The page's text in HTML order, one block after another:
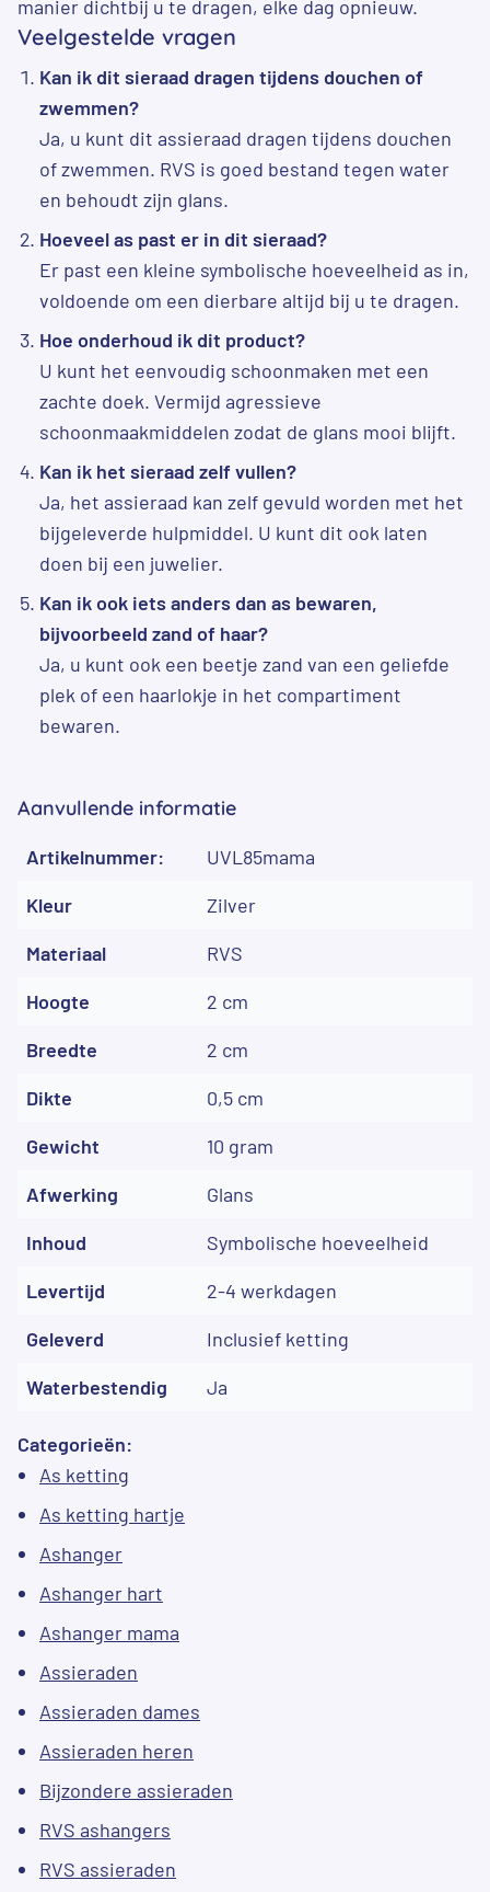
manier dichtbij u te dragen, elke dag opnieuw.
Veelgestelde vragen
Kan ik dit sieraad dragen tijdens douchen of
zwemmen?
Ja, u kunt dit assieraad dragen tijdens douchen
of zwemmen. RVS is goed bestand tegen water
en behoudt zijn glans.
Hoeveel as past er in dit sieraad?
Er past een kleine symbolische hoeveelheid as in,
voldoende om een dierbare altijd bij u te dragen.
Hoe onderhoud ik dit product?
U kunt het eenvoudig schoonmaken met een
zachte doek. Vermijd agressieve
schoonmaakmiddelen zodat de glans mooi blijft.
Kan ik het sieraad zelf vullen?
Ja, het assieraad kan zelf gevuld worden met het
bijgeleverde hulpmiddel. U kunt dit ook laten
doen bij een juwelier.
Kan ik ook iets anders dan as bewaren,
bijvoorbeeld zand of haar?
Ja, u kunt ook een beetje zand van een geliefde
plek of een haarlokje in het compartiment
bewaren.
Aanvullende informatie
Artikelnummer:
UVL85mama
Kleur
Zilver
Materiaal
RVS
Hoogte
2 cm
Breedte
2 cm
Dikte
0,5 cm
Gewicht
10 gram
Afwerking
Glans
Inhoud
Symbolische hoeveelheid
Levertijd
2-4 werkdagen
Geleverd
Inclusief ketting
Waterbestendig
Ja
Categorieën:
As ketting
As ketting hartje
Ashanger
Ashanger hart
Ashanger mama
Assieraden
Assieraden dames
Assieraden heren
Bijzondere assieraden
RVS ashangers
RVS assieraden